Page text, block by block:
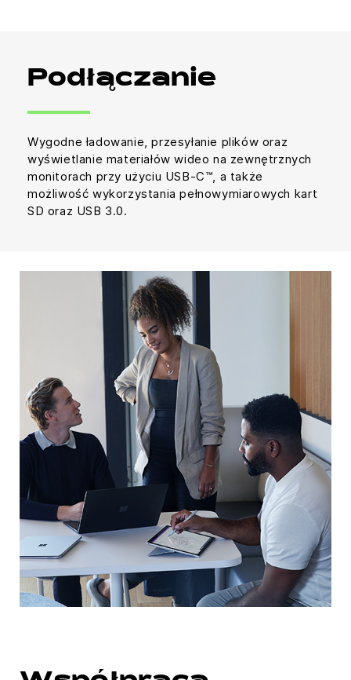
Podłączanie
Wygodne ładowanie, przesyłanie plików oraz
wyświetlanie materiałów wideo na zewnętrznych
monitorach przy użyciu USB-C™, a także
możliwość wykorzystania pełnowymiarowych kart
SD oraz USB 3.0.